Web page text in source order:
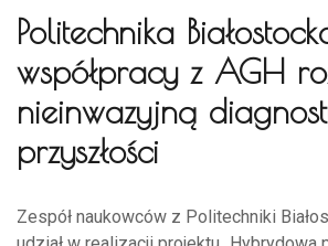
Politechnika
współpracy z AGH
nieinwazyjną
przyszłości
Zespół naukowców z Politechniki